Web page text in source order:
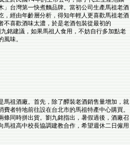
」台灣第一快煮麵品牌。當初公司生產馬祖老酒
，經由年齡層分析，得知年輕人更喜歡馬祖老酒
不喜歡酒味太濃，於是老酒包裝從最初的
銘建議，如果馬祖人食用，不妨自行多加點老
風味。
祖酒廠。首先，除了醰裝老酒銷售量增加，就
費者特地前往設在台北市的馬祖特產中心購買。
條同時拼出貨。劉九銘指出，暑假過後，酒廠召
馬祖高中校長協調建教合作，希望週休二日僱用